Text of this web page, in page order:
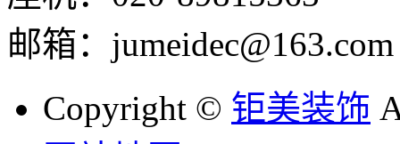
邮箱：jumeidec@163.com
Copyright © 钜美装饰